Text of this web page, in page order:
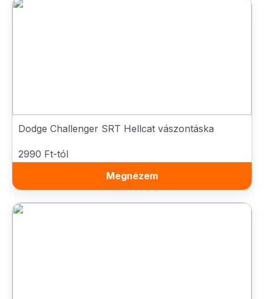
Dodge Challenger SRT Hellcat vászontáska
2990 Ft-tól
Megnézem